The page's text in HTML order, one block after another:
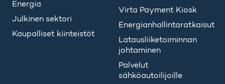
Energia
Julkinen sektori
Kaupalliset kiinteistöt
Virta Payment Kiosk
Energianhallintaratkaisut
Latausliiketoiminnan
johtaminen
Palvelut
sähköautoilijoille